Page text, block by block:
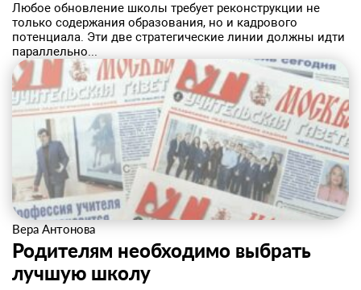
Любое обновление школы требует реконструкции не
только содержания образования, но и кадрового
потенциала. Эти две стратегические линии должны идти
параллельно...
Вера Антонова
Родителям необходимо выбрать
лучшую школу